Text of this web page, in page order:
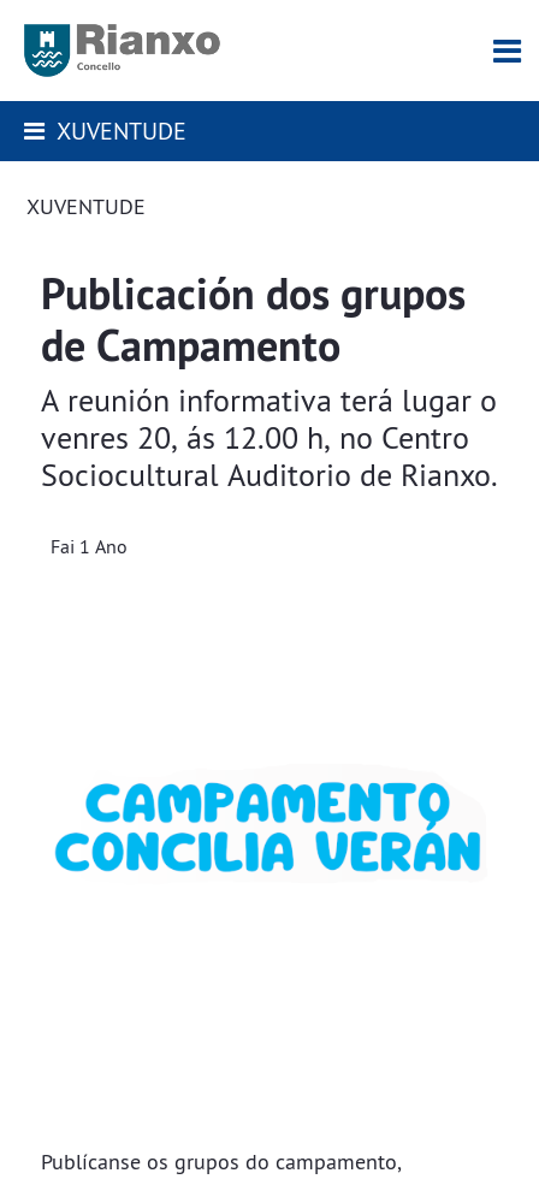
XUVENTUDE
XUVENTUDE
Publicación dos grupos
de Campamento
A reunión informativa terá lugar o
venres 20, ás 12.00 h, no Centro
Sociocultural Auditorio de Rianxo.
Fai 1 Ano
Publícanse os grupos do campamento,